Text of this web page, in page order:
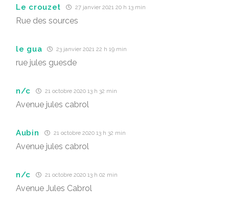
Le crouzet 27 janvier 2021 20 h 13 min
Rue des sources
le gua 23 janvier 2021 22 h 19 min
rue jules guesde
n/c 21 octobre 2020 13 h 32 min
Avenue jules cabrol
Aubin 21 octobre 2020 13 h 32 min
Avenue jules cabrol
n/c 21 octobre 2020 13 h 02 min
Avenue Jules Cabrol